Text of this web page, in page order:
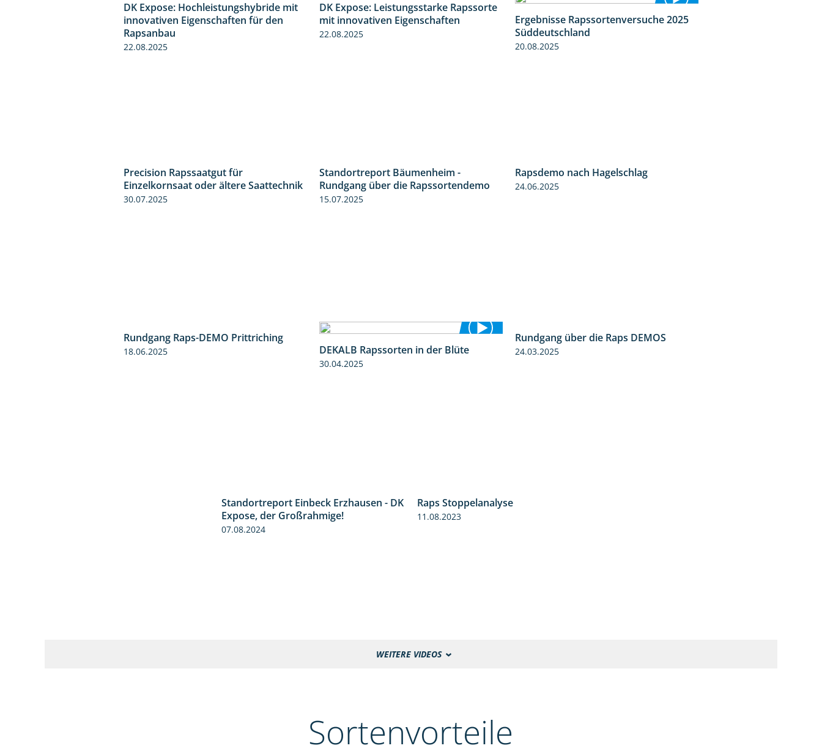
1:31
DK Expose: Hochleistungshybride mit
innovativen Eigenschaften für den
Rapsanbau
22.08.2025
DK Expose: Leistungsstarke Rapssorte
mit innovativen Eigenschaften
22.08.2025
4:08
Ergebnisse Rapssortenversuche 2025
Süddeutschland
20.08.2025
2:05
Precision Rapssaatgut für
Einzelkornsaat oder ältere Saattechnik
6:03
Standortreport Bäumenheim -
Rundgang über die Rapssortendemo
15.07.2025
Rapsdemo nach Hagelschlag
24.06.2025
5:34
Rundgang Raps-DEMO Prittriching
18.06.2025 DEKALB Rapssorten in der Blüte
30.04.2025
Rundgang über die Raps DEMOS
24.03.2025
Standortreport Einbeck Erzhausen - DK
Expose, der Großrahmige!
07.08.2024
Raps Stoppelanalyse
11.08.2023
WEITERE VIDEOS
Sortenvorteile